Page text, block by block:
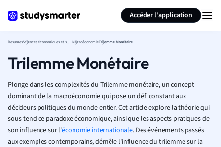
Accéder l'application
Resumes Sciences économiques et sociales MacroéconomieTrilemme Monétaire
Trilemme Monétaire
Plonge dans les complexités du Trilemme monétaire, un concept
dominant de la macroéconomie qui pose un défi constant aux
décideurs politiques du monde entier. Cet article explore la théorie qui
sous-tend ce paradoxe économique, ainsi que les aspects pratiques de
son influence sur l'économie internationale. Des événements passés
aux exemples contemporains, démêle l'influence du trilemme sur la
Résumer la page